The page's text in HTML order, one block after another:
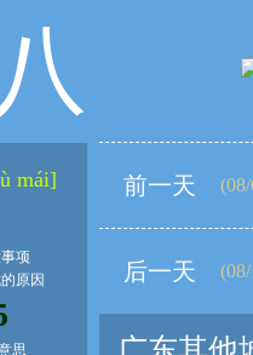
mái]
项
原因
思
前一天
后一天